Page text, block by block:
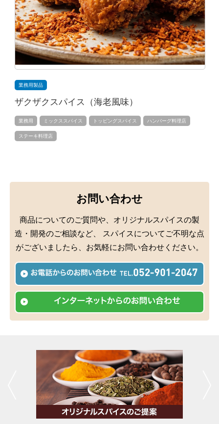
業務用製品
ザクザクスパイス（海老風味）
業務用 ミックススパイス トッピングスパイス ハンバーグ料理店
ステーキ料理店
お問い合わせ
商品についてのご質問や、オリジナルスパイスの製
造・開発のご相談など、
スパイスについてご不明な点
がございましたら、お気軽にお問い合わせください。